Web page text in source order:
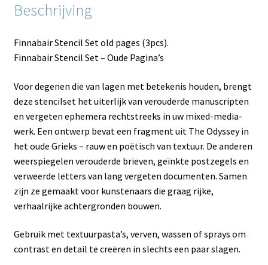
Beschrijving
Finnabair Stencil Set old pages (3pcs).
Finnabair Stencil Set – Oude Pagina’s
Voor degenen die van lagen met betekenis houden, brengt
deze stencilset het uiterlijk van verouderde manuscripten
en vergeten ephemera rechtstreeks in uw mixed-media-
werk. Een ontwerp bevat een fragment uit The Odyssey in
het oude Grieks – rauw en poëtisch van textuur. De anderen
weerspiegelen verouderde brieven, geïnkte postzegels en
verweerde letters van lang vergeten documenten. Samen
zijn ze gemaakt voor kunstenaars die graag rijke,
verhaalrijke achtergronden bouwen.
Gebruik met textuurpasta’s, verven, wassen of sprays om
contrast en detail te creëren in slechts een paar slagen.